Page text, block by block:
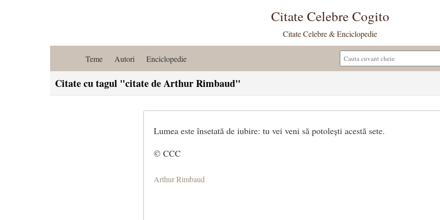
Citate Celebre Cogito
Citate Celebre & Enciclopedie
Teme Autori Enciclopedie
Citate cu tagul "citate de Arthur Rimbaud"
Lumea este însetată de iubire: tu vei veni să potolești acestă sete.
© CCC
Arthur Rimbaud